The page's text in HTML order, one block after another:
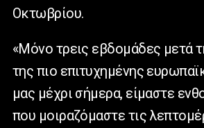
Οκτωβρίου.
«Μόνο τρεις εβδομάδες μετά
της πιο επιτυχημένης
μας μέχρι σήμερα, είμαστε
που μοιραζόμαστε τις